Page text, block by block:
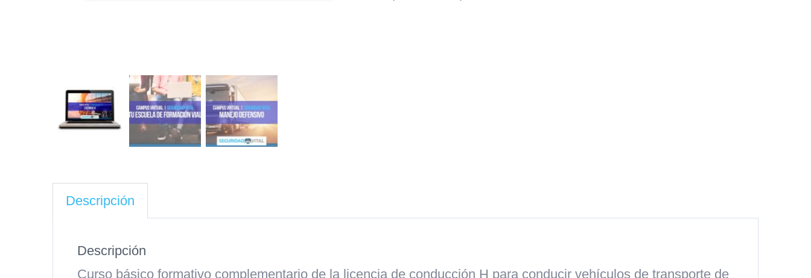
Descripción
Descripción
Curso básico formativo complementario de la licencia de conducción H para conducir vehículos de transporte de